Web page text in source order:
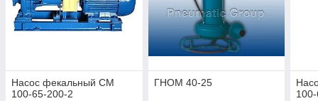
Насос фекальный СМ
100-65-200-2
ГНОМ 40-25